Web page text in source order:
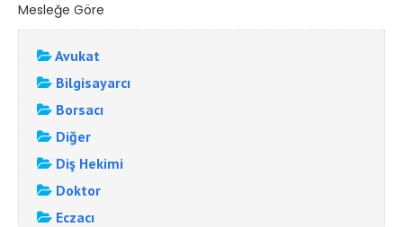
Mesleğe Göre
Avukat
Bilgisayarcı
Borsacı
Diğer
Diş Hekimi
Doktor
Eczacı